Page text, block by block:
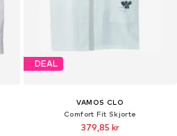
DEAL
VAMOS CLO
Comfort Fit Skjorte
379,85 kr